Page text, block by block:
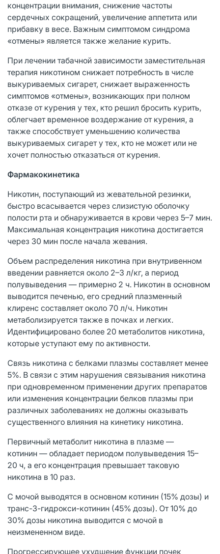
концентрации внимания, снижение частоты
сердечных сокращений, увеличение аппетита или
прибавку в весе. Важным симптомом синдрома
«отмены» является также желание курить.
При лечении табачной зависимости заместительная
терапия никотином снижает потребность в числе
выкуриваемых сигарет, снижает выраженность
симптомов «отмены», возникающих при полном
отказе от курения у тех, кто решил бросить курить,
облегчает временное воздержание от курения, а
также способствует уменьшению количества
выкуриваемых сигарет у тех, кто не может или не
хочет полностью отказаться от курения.
Фармакокинетика
Никотин, поступающий из жевательной резинки,
быстро всасывается через слизистую оболочку
полости рта и обнаруживается в крови через 5–7 мин.
Максимальная концентрация никотина достигается
через 30 мин после начала жевания.
Объем распределения никотина при внутривенном
введении равняется около 2–3 л/кг, а период
полувыведения — примерно 2 ч. Никотин в основном
выводится печенью, его средний плазменный
клиренс составляет около 70 л/ч. Никотин
метаболизируется также в почках и легких.
Идентифицировано более 20 метаболитов никотина,
которые уступают ему по активности.
Связь никотина с белками плазмы составляет менее
5%. В связи с этим нарушения связывания никотина
при одновременном применении других препаратов
или изменения концентрации белков плазмы при
различных заболеваниях не должны оказывать
существенного влияния на кинетику никотина.
Первичный метаболит никотина в плазме —
котинин — обладает периодом полувыведения 15–
20 ч, а его концентрация превышает таковую
никотина в 10 раз.
С мочой выводятся в основном котинин (15% дозы) и
транс-3-гидрокси-котинин (45% дозы). От 10% до
30% дозы никотина выводится с мочой в
неизмененном виде.
Прогрессирующее ухудшение функции почек